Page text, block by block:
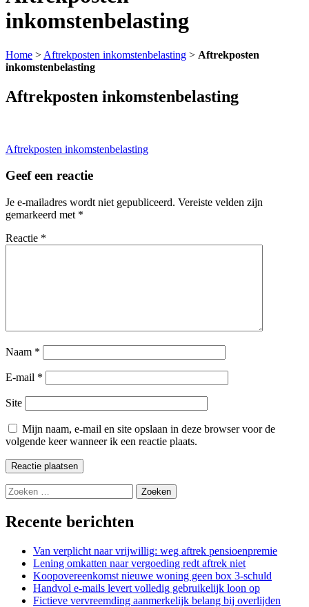
inkomstenbelasting
Home > Aftrekposten inkomstenbelasting > Aftrekposten
inkomstenbelasting
Aftrekposten inkomstenbelasting
Bericht
navigatie
Aftrekposten inkomstenbelasting
Geef een reactie
Je e-mailadres wordt niet gepubliceerd. Vereiste velden zijn
gemarkeerd met *
Reactie *
Naam *
E-mail *
Site
Mijn naam, e-mail en site opslaan in deze browser voor de
volgende keer wanneer ik een reactie plaats.
Zoeken
naar:
Recente berichten
Van verplicht naar vrijwillig: weg aftrek pensioenpremie
Lening omkatten naar vergoeding redt aftrek niet
Koopovereenkomst nieuwe woning geen box 3-schuld
Handvol e-mails levert volledig gebruikelijk loon op
Fictieve vervreemding aanmerkelijk belang bij overlijden